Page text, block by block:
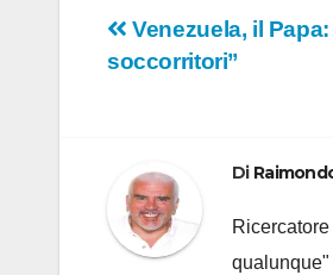
Navigazione
Venezuela, il
soccorritori”
Di